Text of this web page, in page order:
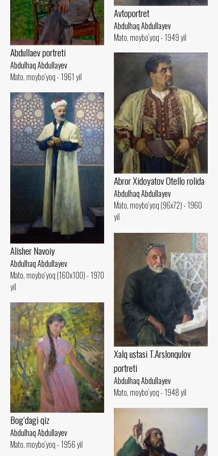
Avtoportret
Abdulhaq Abdullayev
Mato, moybo‘yoq - 1949 yil
Abdullaev portreti
Abdulhaq Abdullayev
Mato, moybo‘yoq - 1961 yil
Abror Xidoyatov Otello rolida
Abdulhaq Abdullayev
Mato, moybo‘yoq (96x72) - 1960
yil
Alisher Navoiy
Abdulhaq Abdullayev
Mato, moybo‘yoq (160x100) - 1970
yil
Xalq ustasi T.Arslonqulov
portreti
Abdulhaq Abdullayev
Mato, moybo‘yoq - 1948 yil
Bog‘dagi qiz
Abdulhaq Abdullayev
Mato, moybo‘yoq - 1956 yil